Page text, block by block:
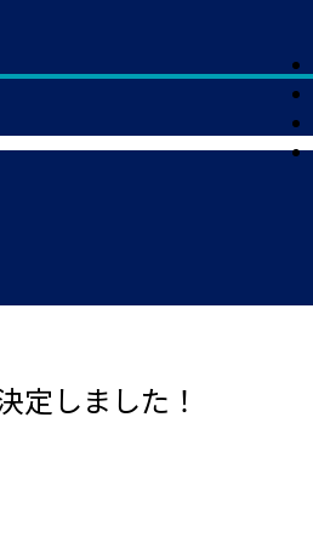
定しました！